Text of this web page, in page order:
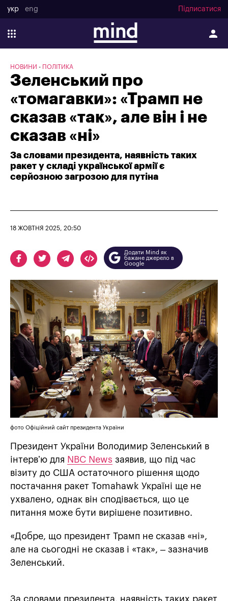
укр eng Підписатися
НОВИНИ ПОЛІТИКА
Зеленський про
«томагавки»: «Трамп не
сказав «так», але він і не
сказав «ні»
За словами президента, наявність таких
ракет у складі української армії є
серйозною загрозою для путіна
18 ЖОВТНЯ 2025, 20:50
Додати Mind як
бажане джерело в
Google
фото Офіційний сайт президента України
Президент України Володимир Зеленський в
інтервʼю для NBC News заявив, що під час
візиту до США остаточного рішення щодо
постачання ракет Tomahawk Україні ще не
ухвалено, однак він сподівається, що це
питання може бути вирішене позитивно.
«Добре, що президент Трамп не сказав «ні»,
але на сьогодні не сказав і «так», – зазначив
Зеленський.
За словами президента, наявність таких ракет